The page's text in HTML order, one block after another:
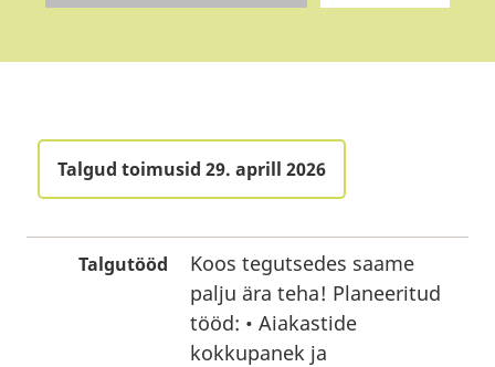
Talgud toimusid 29. aprill 2026
Talgutööd
Koos tegutsedes saame
palju ära teha! Planeeritud
tööd: • Aiakastide
kokkupanek ja